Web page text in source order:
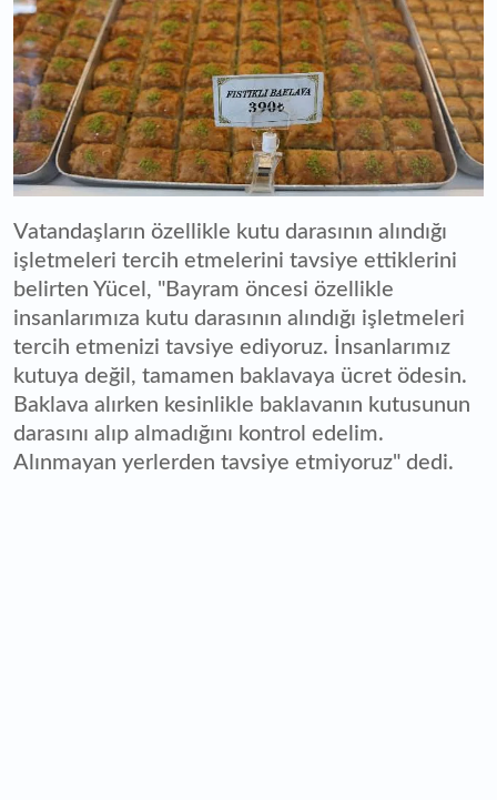
Vatandaşların özellikle kutu darasının alındığı
işletmeleri tercih etmelerini tavsiye ettiklerini
belirten Yücel, "Bayram öncesi özellikle
insanlarımıza kutu darasının alındığı işletmeleri
tercih etmenizi tavsiye ediyoruz. İnsanlarımız
kutuya değil, tamamen baklavaya ücret ödesin.
Baklava alırken kesinlikle baklavanın kutusunun
darasını alıp almadığını kontrol edelim.
Alınmayan yerlerden tavsiye etmiyoruz" dedi.